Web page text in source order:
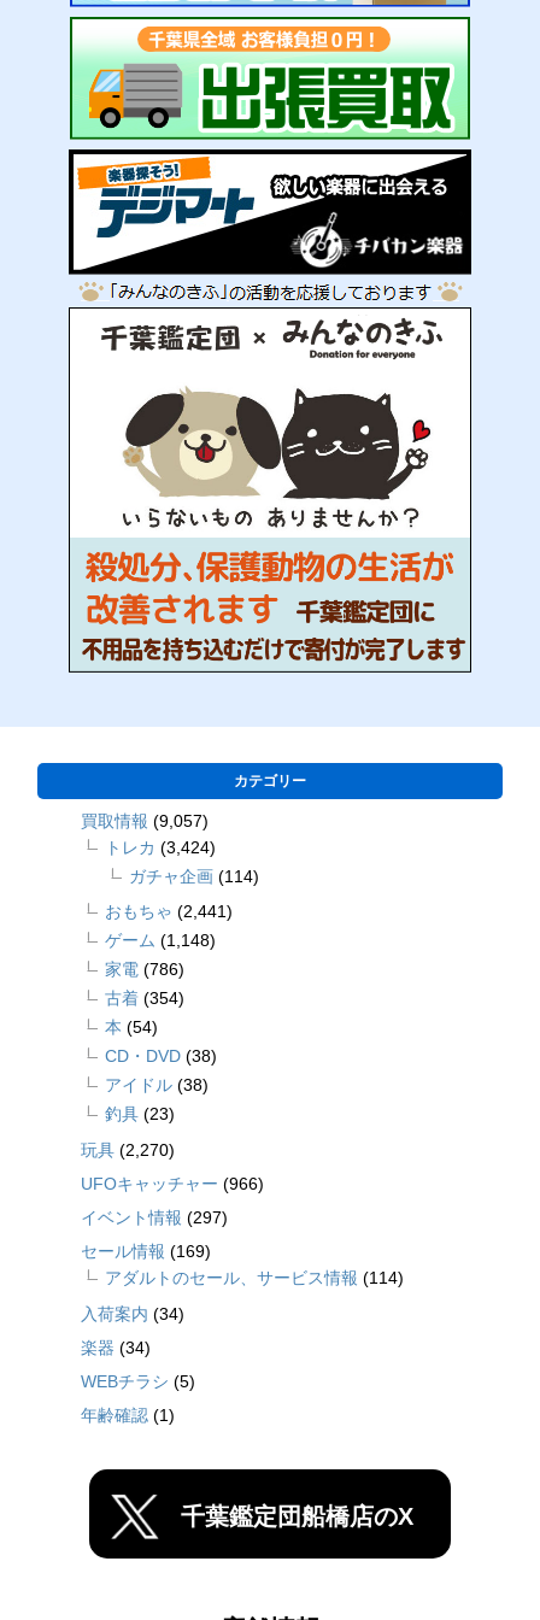
カテゴリー
買取情報 (9,057)
トレカ (3,424)
ガチャ企画 (114)
おもちゃ (2,441)
ゲーム (1,148)
家電 (786)
古着 (354)
本 (54)
CD・DVD (38)
アイドル (38)
釣具 (23)
玩具 (2,270)
UFOキャッチャー (966)
イベント情報 (297)
セール情報 (169)
アダルトのセール、サービス情報 (114)
入荷案内 (34)
楽器 (34)
WEBチラシ (5)
年齢確認 (1)
千葉鑑定団船橋店のX